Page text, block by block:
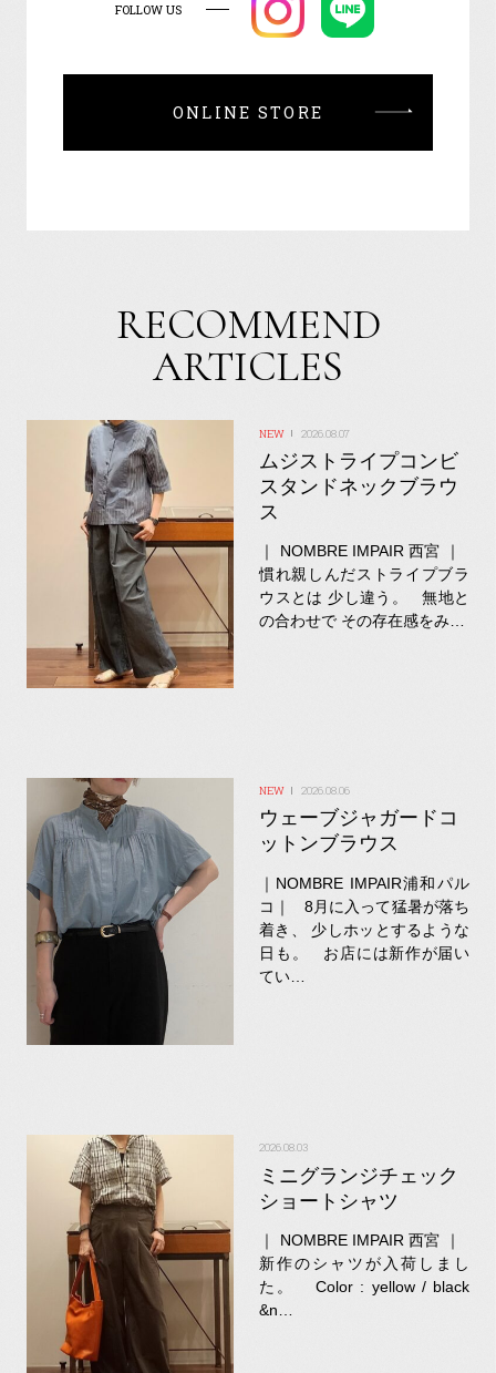
FOLLOW US
ONLINE STORE
RECOMMEND
ARTICLES
2026.08.07
ムジストライプコンビ
スタンドネックブラウ
ス
｜ NOMBRE IMPAIR 西宮 ｜
慣れ親しんだストライプブラ
ウスとは 少し違う。 無地と
の合わせで その存在感をみ…
2026.08.06
ウェーブジャガードコ
ットンブラウス
｜NOMBRE IMPAIR浦和パル
コ｜ 8月に入って猛暑が落ち
着き、 少しホッとするような
日も。 お店には新作が届い
てい…
2026.08.03
ミニグランジチェック
ショートシャツ
｜ NOMBRE IMPAIR 西宮 ｜
新作のシャツが入荷しまし
た。 Color : yellow / black
&n…